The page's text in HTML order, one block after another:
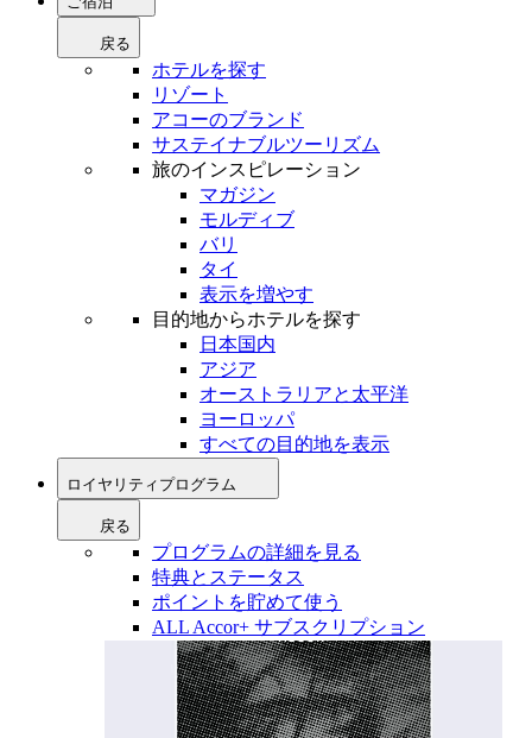
戻る
ホテルを探す
リゾート
アコーのブランド
サステイナブルツーリズム
旅のインスピレーション
マガジン
モルディブ
バリ
タイ
表示を増やす
目的地からホテルを探す
日本国内
アジア
オーストラリアと太平洋
ヨーロッパ
すべての目的地を表示
ロイヤリティプログラム
戻る
プログラムの詳細を見る
特典とステータス
ポイントを貯めて使う
ALL Accor+ サブスクリプション